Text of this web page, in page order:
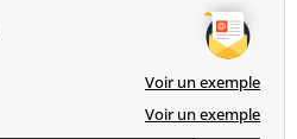
Voir un exemple
Voir un exemple